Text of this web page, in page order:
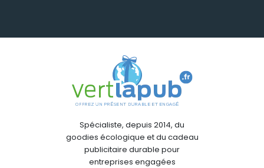
Spécialiste, depuis 2014, du
goodies écologique et du cadeau
publicitaire durable pour
entreprises engagées